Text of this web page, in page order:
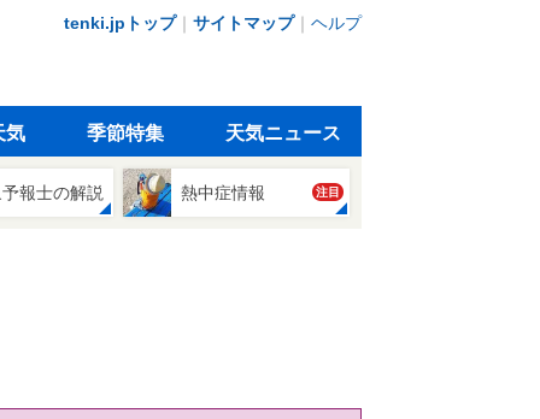
tenki.jpトップ｜ サイトマップ｜ ヘルプ
気 季節特集 天気ニュース
報士の解説 熱中症情報 注目